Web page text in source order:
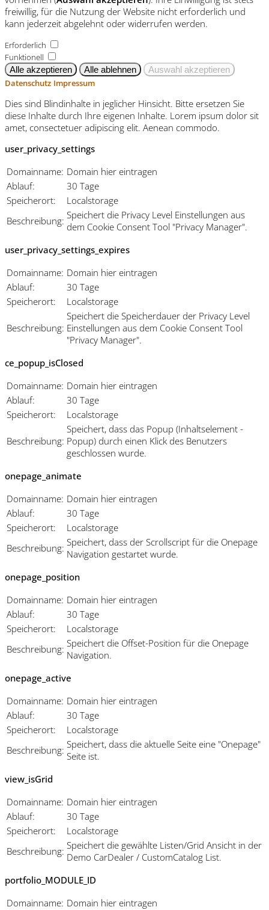
freiwillig, für die Nutzung der Website nicht erforderlich und
kann jederzeit abgelehnt oder widerrufen werden.
Erforderlich
Funktionell
Datenschutz Impressum
Dies sind Blindinhalte in jeglicher Hinsicht. Bitte ersetzen Sie
diese Inhalte durch Ihre eigenen Inhalte. Lorem ipsum dolor sit
amet, consectetuer adipiscing elit. Aenean commodo.
user_privacy_settings
Domainname: Domain hier eintragen
Ablauf:
30 Tage
Speicherort:
Localstorage
Beschreibung: Speichert die Privacy Level Einstellungen aus
dem Cookie Consent Tool "Privacy Manager".
user_privacy_settings_expires
Domainname: Domain hier eintragen
Ablauf:
30 Tage
Speicherort:
Localstorage
Beschreibung:
Speichert die Speicherdauer der Privacy Level
Einstellungen aus dem Cookie Consent Tool
"Privacy Manager".
ce_popup_isClosed
Domainname: Domain hier eintragen
Ablauf:
30 Tage
Speicherort:
Localstorage
Beschreibung:
Speichert, dass das Popup (Inhaltselement -
Popup) durch einen Klick des Benutzers
geschlossen wurde.
onepage_animate
Domainname: Domain hier eintragen
Ablauf:
30 Tage
Speicherort:
Localstorage
Beschreibung: Speichert, dass der Scrollscript für die Onepage
Navigation gestartet wurde.
onepage_position
Domainname: Domain hier eintragen
Ablauf:
30 Tage
Speicherort:
Localstorage
Beschreibung: Speichert die Offset-Position für die Onepage
Navigation.
onepage_active
Domainname: Domain hier eintragen
Ablauf:
30 Tage
Speicherort:
Localstorage
Beschreibung: Speichert, dass die aktuelle Seite eine "Onepage"
Seite ist.
view_isGrid
Domainname: Domain hier eintragen
Ablauf:
30 Tage
Speicherort:
Localstorage
Beschreibung: Speichert die gewählte Listen/Grid Ansicht in der
Demo CarDealer / CustomCatalog List.
portfolio_MODULE_ID
Domainname: Domain hier eintragen